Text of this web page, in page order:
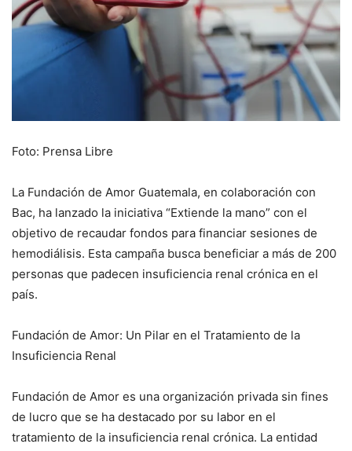
Foto: Prensa Libre
La Fundación de Amor Guatemala, en colaboración con
Bac, ha lanzado la iniciativa “Extiende la mano” con el
objetivo de recaudar fondos para financiar sesiones de
hemodiálisis. Esta campaña busca beneficiar a más de 200
personas que padecen insuficiencia renal crónica en el
país.
Fundación de Amor: Un Pilar en el Tratamiento de la
Insuficiencia Renal
Fundación de Amor es una organización privada sin fines
de lucro que se ha destacado por su labor en el
tratamiento de la insuficiencia renal crónica. La entidad